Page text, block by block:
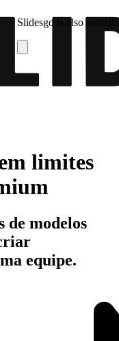
Slidesgo is also
limites
de modelos
equipe.